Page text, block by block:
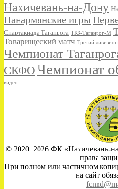
Нахичевань-на-Дону
Панармянские игры
Спартакиада Таганрога ТКЗ-Таганрог-М
Товарищеский матч Третий дивизион
Чемпионат
СКФОЧемпионат
видео
© 2020–2026 ФК «Нахичевань-
права
При полном или частичном
на сайт